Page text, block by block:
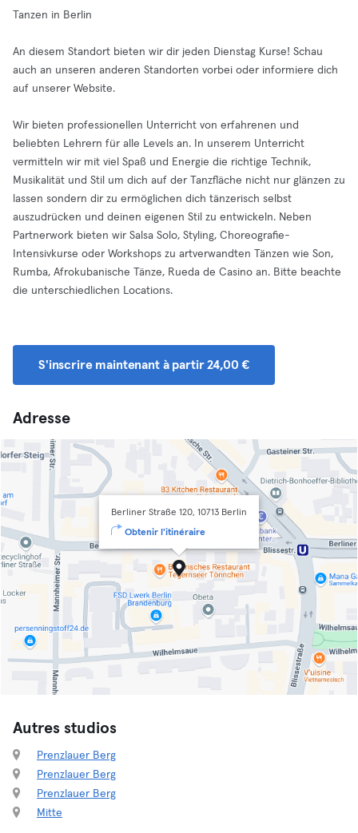
Tanzen in Berlin
An diesem Standort bieten wir dir jeden Dienstag Kurse! Schau
auch an unseren anderen Standorten vorbei oder informiere dich
auf unserer Website.
Wir bieten professionellen Unterricht von erfahrenen und
beliebten Lehrern für alle Levels an. In unserem Unterricht
vermitteln wir mit viel Spaß und Energie die richtige Technik,
Musikalität und Stil um dich auf der Tanzfläche nicht nur glänzen zu
lassen sondern dir zu ermöglichen dich tänzerisch selbst
auszudrücken und deinen eigenen Stil zu entwickeln. Neben
Partnerwork bieten wir Salsa Solo, Styling, Choreografie-
Intensivkurse oder Workshops zu artverwandten Tänzen wie Son,
Rumba, Afrokubanische Tänze, Rueda de Casino an. Bitte beachte
die unterschiedlichen Locations.
S'inscrire maintenant à partir 24,00 €
Adresse
Berliner Straße 120, 10713 Berlin
Obtenir l'itinéraire
Autres studios
Prenzlauer Berg
Prenzlauer Berg
Prenzlauer Berg
Mitte